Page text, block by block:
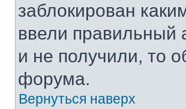
заблокирован
ввели правильный
и не получили, то
форума.
Вернуться наверх